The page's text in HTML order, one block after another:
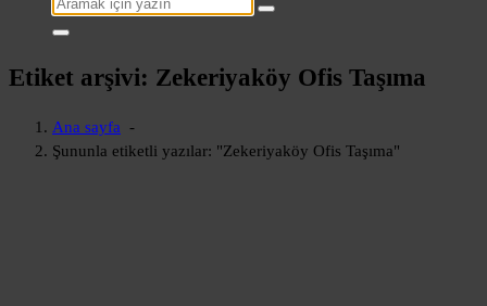
ara:
Etiket arşivi: Zekeriyaköy Ofis Taşıma
Ana sayfa -
Şununla etiketli yazılar: "Zekeriyaköy Ofis Taşıma"